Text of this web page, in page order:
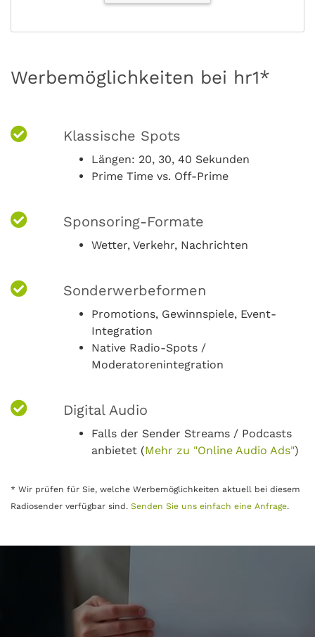
Werbemöglichkeiten bei hr1*
Klassische Spots
Längen: 20, 30, 40 Sekunden
Prime Time vs. Off-Prime
Sponsoring-Formate
Wetter, Verkehr, Nachrichten
Sonderwerbeformen
Promotions, Gewinnspiele, Event-
Integration
Native Radio-Spots /
Moderatorenintegration
Digital Audio
Falls der Sender Streams / Podcasts
anbietet (Mehr zu "Online Audio Ads")
* Wir prüfen für Sie, welche Werbemöglichkeiten aktuell bei diesem
Radiosender verfügbar sind. Senden Sie uns einfach eine Anfrage.